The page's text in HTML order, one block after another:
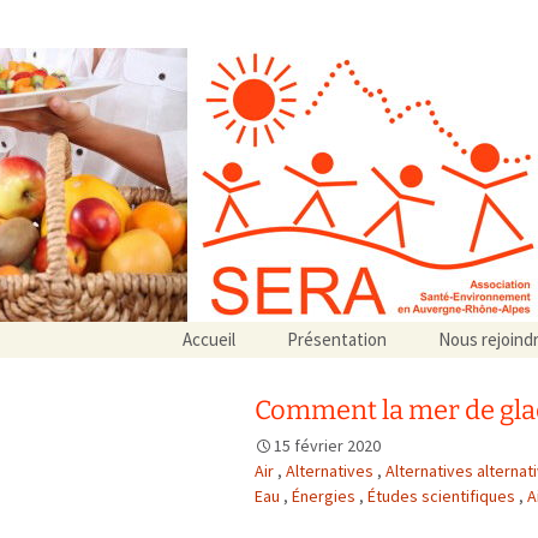
Aller
au
Accueil Présentation
Associations partenaires
Associations adhérentes
Nous
Comment la mer de
15 février 2020
Air , Alternatives , Alternatives
Eau , Énergies , Études scientifiques ,